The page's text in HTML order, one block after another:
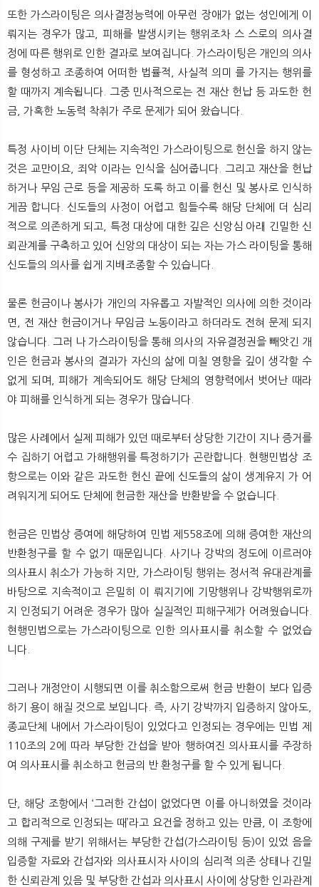
또한 가스라이팅은 의사결정능력에 아무런 장애가 없는 성인에게 이
뤄지는 경우가 많고, 피해를 발생시키는 행위조차 스 스로의 의사결
정에 따른 행위로 인한 결과로 보여집니다. 가스라이팅은 개인의 의사
를 형성하고 조종하여 어떠한 법률적, 사실적 의미 를 가지는 행위를
할 때까지 계속됩니다. 그중 민사적으로는 전 재산 헌납 등 과도한 헌
금, 가혹한 노동력 착취가 주로 문제가 되어 왔습니다.
특정 사이비 이단 단체는 지속적인 가스라이팅으로 헌신을 하지 않는
것은 교만이요, 죄악 이라는 인식을 심어줍니다. 그리고 재산을 헌납
하거나 무임 근로 등을 제공하 도록 하고 이를 헌신 및 봉사로 인식하
게끔 합니다. 신도들의 사정이 어렵고 힘들수록 해당 단체에 더 심리
적으로 의존하게 되고, 특정 대상에 대한 깊은 신앙심 아래 긴밀한 신
뢰관계를 구축하고 있어 신앙의 대상이 되는 자는 가스 라이팅을 통해
신도들의 의사를 쉽게 지배조종할 수 있습니다.
물론 헌금이나 봉사가 개인의 자유롭고 자발적인 의사에 의한 것이라
면, 전 재산 헌금이거나 무임금 노동이라고 하더라도 전혀 문제 되지
않습니다. 그러 나 가스라이팅을 통해 의사의 자유결정권을 빼앗긴 개
인은 헌금과 봉사의 결과가 자신의 삶에 미칠 영향을 깊이 생각할 수
없게 되며, 피해가 계속되어도 해당 단체의 영향력에서 벗어난 때라
야 피해를 인식하게 되는 경우가 많습니다.
많은 사례에서 실제 피해가 있던 때로부터 상당한 기간이 지나 증거를
수 집하기 어렵고 가해행위를 특정하기가 곤란합니다. 현행민법상 조
항으로는 이와 같은 과도한 헌신 끝에 신도들의 삶이 생계유지 가 어
려워지게 되어도 단체에 헌금한 재산을 반환받을 수 없습니다.
헌금은 민법상 증여에 해당하여 민법 제558조에 의해 증여한 재산의
반환청구를 할 수 없기 때문입니다. 사기나 강박의 정도에 이르러야
의사표시 취소가 가능하 지만, 가스라이팅 행위는 정서적 유대관계를
바탕으로 지속적이고 은밀히 이 뤄지기에 기망행위나 강박행위로까
지 인정되기 어려운 경우가 많아 실질적인 피해구제가 어려웠습니다.
현행민법으로는 가스라이팅으로 인한 의사표시를 취소할 수 없었습
니다.
그러나 개정안이 시행되면 이를 취소함으로써 헌금 반환이 보다 입증
하기 용이 해질 것으로 보입니다. 즉, 사기 강박까지 입증하지 않아도,
종교단체 내에서 가스라이팅이 있었다고 인정되는 경우에는 민법 제
110조의 2에 따라 부당한 간섭을 받아 행하여진 의사표시를 주장하
여 의사표시를 취소하고 헌금의 반 환청구를 할 수 있게 됩니다.
단, 해당 조항에서 ‘그러한 간섭이 없었다면 이를 아니하였을 것이라
고 합리적으로 인정되는 때’라고 요건을 정하고 있는 만큼, 이 조항에
의해 구제를 받기 위해서는 부당한 간섭(가스라이팅 등)이 있었 음을
입증할 자료와 간섭자와 의사표시자 사이의 심리적 의존 상태나 긴밀
한 신뢰관계 있음 및 부당한 간섭과 의사표시 사이에 상당한 인과관계